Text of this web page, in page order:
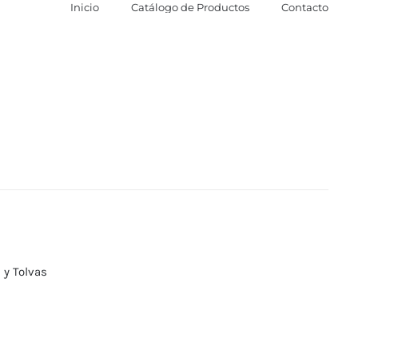
Inicio Catálogo de Productos Contacto
y Tolvas